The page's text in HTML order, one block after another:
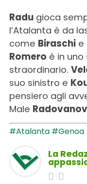
Radugioca
l’Atalanta è da
come Biraschie
Romero è in
straordinario.
suo sinistro e
pensiero agli
Male
#Atalanta #Genoa
La